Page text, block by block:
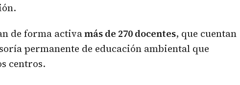
de forma activamás de 270 docentes, que cuentan
permanente de educación ambiental que
centros.